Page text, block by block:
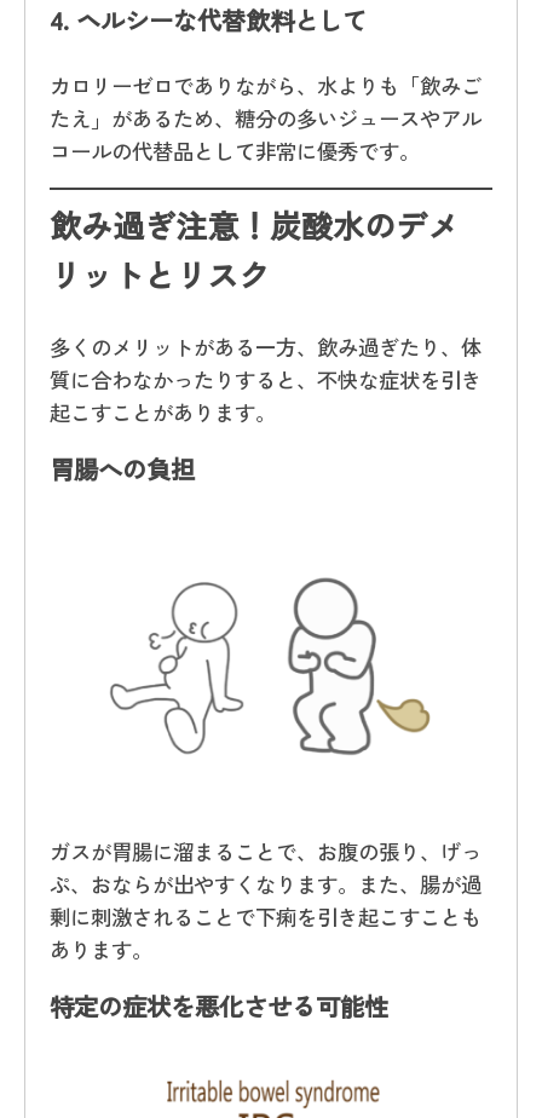
4. ヘルシーな代替飲料として
カロリーゼロでありながら、水よりも「飲みご
たえ」があるため、糖分の多いジュースやアル
コールの代替品として非常に優秀です。
飲み過ぎ注意！炭酸水のデメ
リットとリスク
多くのメリットがある一方、飲み過ぎたり、体
質に合わなかったりすると、不快な症状を引き
起こすことがあります。
胃腸への負担
ガスが胃腸に溜まることで、お腹の張り、げっ
ぷ、おならが出やすくなります。また、腸が過
剰に刺激されることで下痢を引き起こすことも
あります。
特定の症状を悪化させる可能性